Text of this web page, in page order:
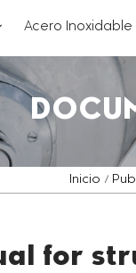
Acero Inoxidable
Inicio
for